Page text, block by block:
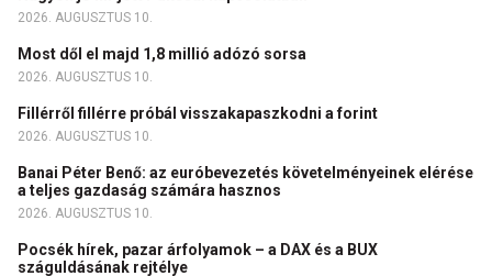
2026. AUGUSZTUS 10.
Most dől el majd 1,8 millió adózó sorsa
2026. AUGUSZTUS 10.
Fillérről fillérre próbál visszakapaszkodni a forint
2026. AUGUSZTUS 10.
Banai Péter Benő: az euróbevezetés követelményeinek elérése
a teljes gazdaság számára hasznos
2026. AUGUSZTUS 10.
Pocsék hírek, pazar árfolyamok – a DAX és a BUX
száguldásának rejtélye